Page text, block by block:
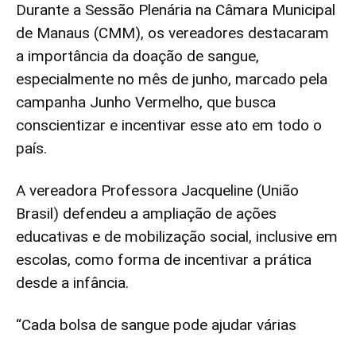
Durante a Sessão Plenária na Câmara Municipal
de Manaus (CMM), os vereadores destacaram
a importância da doação de sangue,
especialmente no mês de junho, marcado pela
campanha Junho Vermelho, que busca
conscientizar e incentivar esse ato em todo o
país.
A vereadora Professora Jacqueline (União
Brasil) defendeu a ampliação de ações
educativas e de mobilização social, inclusive em
escolas, como forma de incentivar a prática
desde a infância.
“Cada bolsa de sangue pode ajudar várias